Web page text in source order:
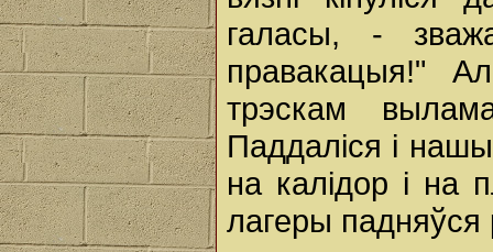
галасы, -
правакацыя!"
трэскам
Паддаліся i
на калідор i на
лагеры падняўся